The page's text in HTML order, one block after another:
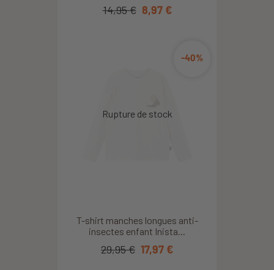
14,95 € 8,97 €
T-shirt manches longues anti-
insectes enfant Inista...
-40%
29,95 € 17,97 €